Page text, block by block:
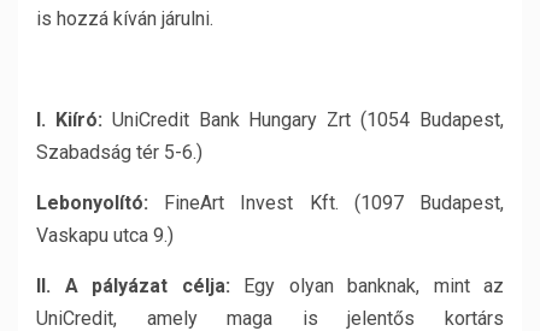
is hozzá kíván járulni.
I. Kiíró: UniCredit Bank Hungary Zrt (1054 Budapest,
Szabadság tér 5-6.)
Lebonyolító: FineArt Invest Kft. (1097 Budapest,
Vaskapu utca 9.)
II. A pályázat célja: Egy olyan banknak, mint az
UniCredit, amely maga is jelentős kortárs